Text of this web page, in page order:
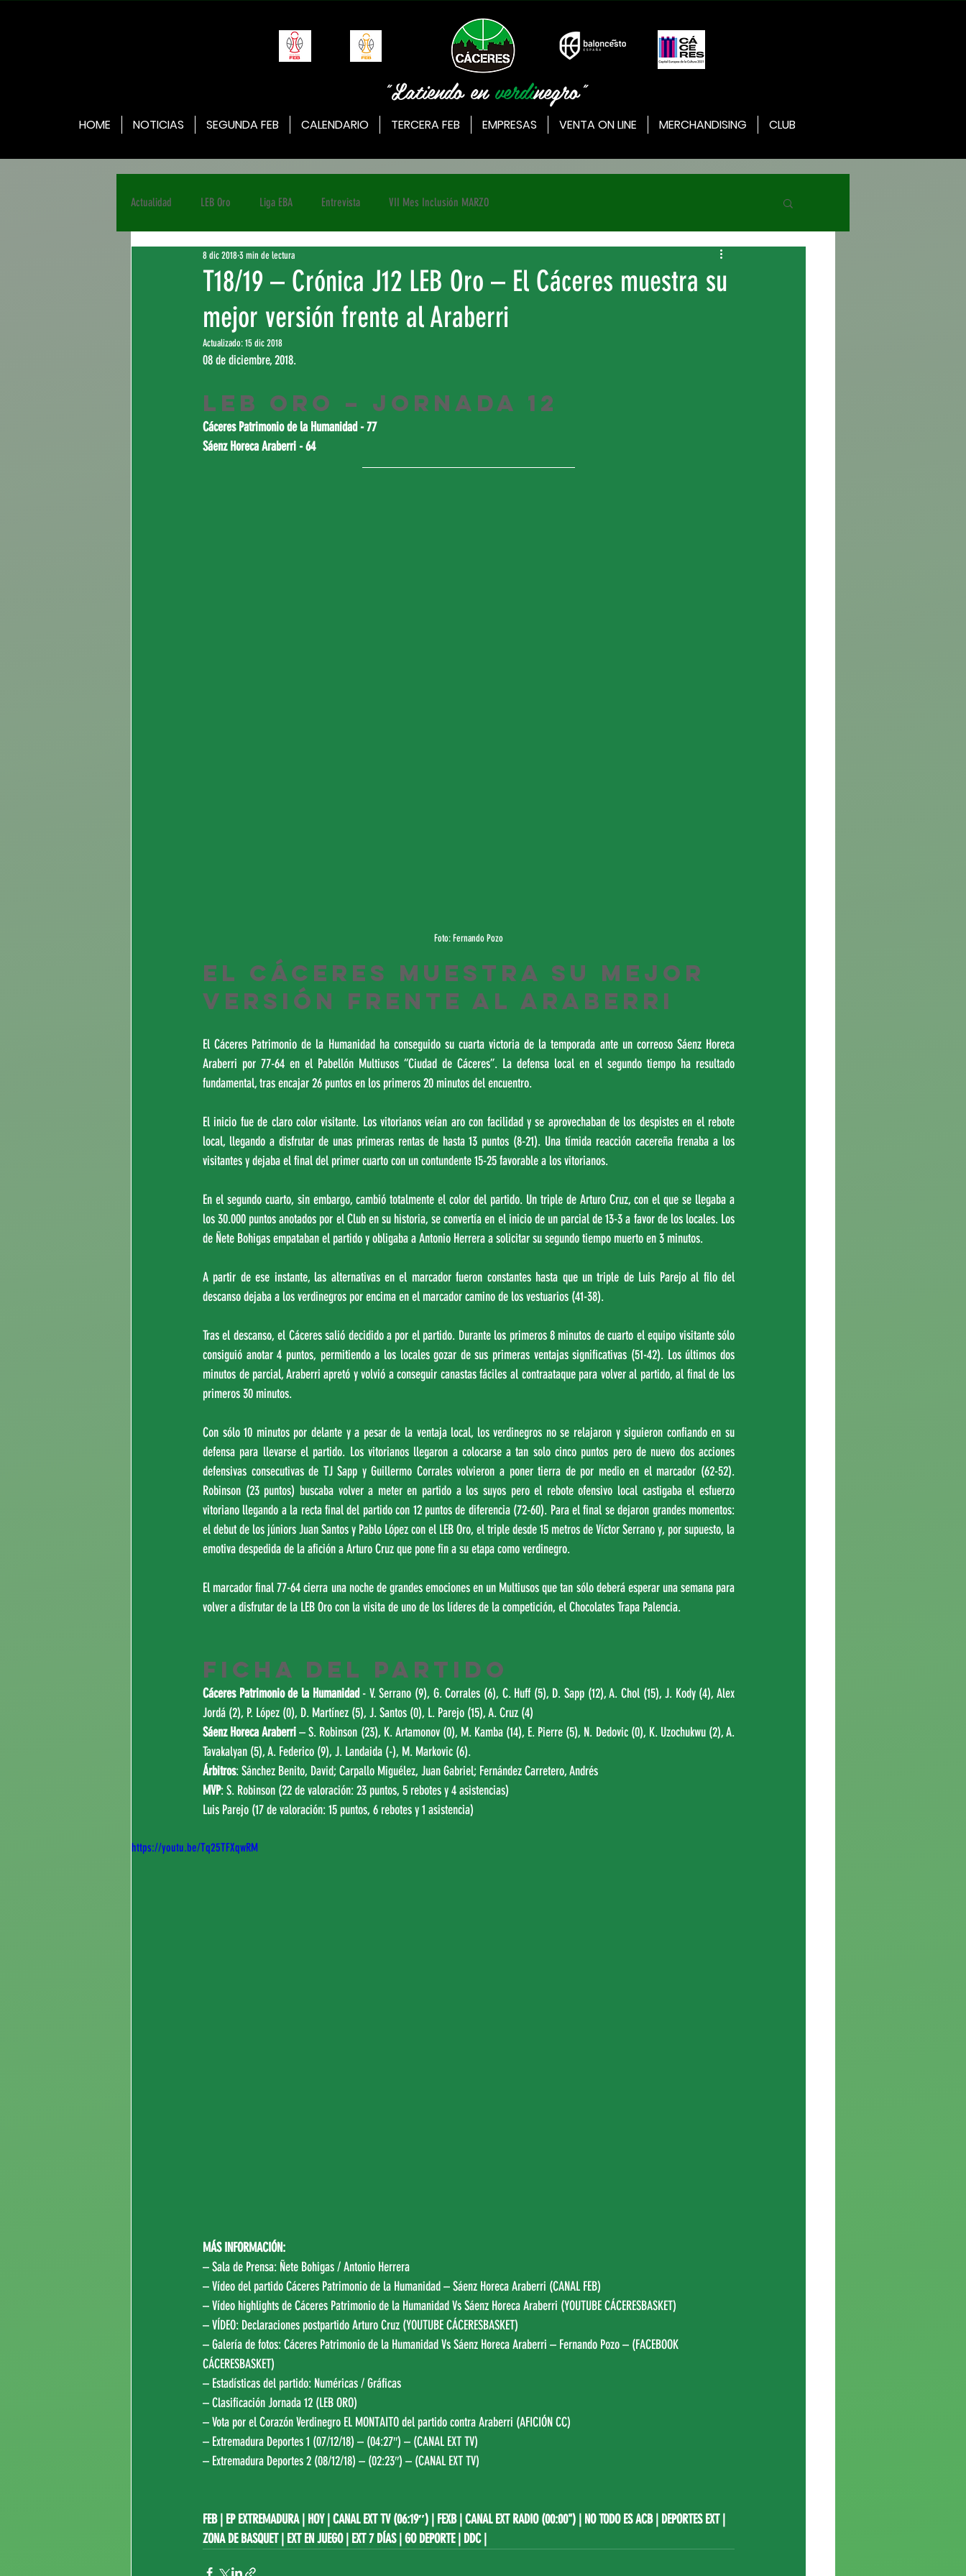
"Latiendo enverdinegro"
HOME NOTICIAS SEGUNDA FEB CALENDARIO TERCERA FEB EMPRESAS VENTA ON LINE MERCHANDISING CLUB
Actualidad LEB Oro Liga EBA Entrevista VII Mes Inclusión MARZO
T18/19 – Crónica J12 LEB Oro – El Cáceres muestra su
mejor versión frente al Araberri
8 dic 20183 min de lectura
Actualizado:15 dic 2018
08 de diciembre, 2018.
LEB Oro – Jornada 12
Cáceres Patrimonio de la Humanidad - 77
Sáenz Horeca Araberri - 64
Foto: Fernando Pozo
El Cáceres muestra su mejor
versión frente al Araberri
El Cáceres Patrimonio de la Humanidad ha conseguido su cuarta victoria de la temporada ante un correoso Sáenz Horeca
Araberri por 77-64 en el Pabellón Multiusos “Ciudad de Cáceres”. La defensa local en el segundo tiempo ha resultado
fundamental, tras encajar 26 puntos en los primeros 20 minutos del encuentro.
El inicio fue de claro color visitante. Los vitorianos veían aro con facilidad y se aprovechaban de los despistes en el rebote
local, llegando a disfrutar de unas primeras rentas de hasta 13 puntos (8-21). Una tímida reacción cacereña frenaba a los
visitantes y dejaba el final del primer cuarto con un contundente 15-25 favorable a los vitorianos.
En el segundo cuarto, sin embargo, cambió totalmente el color del partido. Un triple de Arturo Cruz, con el que se llegaba a
los 30.000 puntos anotados por el Club en su historia, se convertía en el inicio de un parcial de 13-3 a favor de los locales. Los
de Ñete Bohigas empataban el partido y obligaba a Antonio Herrera a solicitar su segundo tiempo muerto en 3 minutos.
A partir de ese instante, las alternativas en el marcador fueron constantes hasta que un triple de Luis Parejo al filo del
descanso dejaba a los verdinegros por encima en el marcador camino de los vestuarios (41-38).
Tras el descanso, el Cáceres salió decidido a por el partido. Durante los primeros 8 minutos de cuarto el equipo visitante sólo
consiguió anotar 4 puntos, permitiendo a los locales gozar de sus primeras ventajas significativas (51-42). Los últimos dos
minutos de parcial, Araberri apretó y volvió a conseguir canastas fáciles al contraataque para volver al partido, al final de los
primeros 30 minutos.
Con sólo 10 minutos por delante y a pesar de la ventaja local, los verdinegros no se relajaron y siguieron confiando en su
defensa para llevarse el partido. Los vitorianos llegaron a colocarse a tan solo cinco puntos pero de nuevo dos acciones
defensivas consecutivas de TJ Sapp y Guillermo Corrales volvieron a poner tierra de por medio en el marcador (62-52).
Robinson (23 puntos) buscaba volver a meter en partido a los suyos pero el rebote ofensivo local castigaba el esfuerzo
vitoriano llegando a la recta final del partido con 12 puntos de diferencia (72-60). Para el final se dejaron grandes momentos:
el debut de los júniors Juan Santos y Pablo López con el LEB Oro, el triple desde 15 metros de Víctor Serrano y, por supuesto, la
emotiva despedida de la afición a Arturo Cruz que pone fin a su etapa como verdinegro.
El marcador final 77-64 cierra una noche de grandes emociones en un Multiusos que tan sólo deberá esperar una semana para
volver a disfrutar de la LEB Oro con la visita de uno de los líderes de la competición, el Chocolates Trapa Palencia.
FICHA DEL PARTIDO
Cáceres Patrimonio de la Humanidad - V. Serrano (9), G. Corrales (6), C. Huff (5), D. Sapp (12), A. Chol (15), J. Kody (4), Alex
Jordá (2), P. López (0), D. Martínez (5), J. Santos (0), L. Parejo (15), A. Cruz (4)
Sáenz Horeca Araberri – S. Robinson (23), K. Artamonov (0), M. Kamba (14), E. Pierre (5), N. Dedovic (0), K. Uzochukwu (2), A.
Tavakalyan (5), A. Federico (9), J. Landaida (-), M. Markovic (6).
Árbitros: Sánchez Benito, David; Carpallo Miguélez, Juan Gabriel; Fernández Carretero, Andrés
MVP: S. Robinson (22 de valoración: 23 puntos, 5 rebotes y 4 asistencias)
Luis Parejo (17 de valoración: 15 puntos, 6 rebotes y 1 asistencia)
https://youtu.be/Tq25TFXqwRM
MÁS INFORMACIÓN:
– Sala de Prensa: Ñete Bohigas / Antonio Herrera
– Vídeo del partido Cáceres Patrimonio de la Humanidad – Sáenz Horeca Araberri (CANAL FEB)
– Vídeo highlights de Cáceres Patrimonio de la Humanidad Vs Sáenz Horeca Araberri (YOUTUBE CÁCERESBASKET)
– VÍDEO: Declaraciones postpartido Arturo Cruz (YOUTUBE CÁCERESBASKET)
– Galería de fotos: Cáceres Patrimonio de la Humanidad Vs Sáenz Horeca Araberri – Fernando Pozo – (FACEBOOK
CÁCERESBASKET)
– Estadísticas del partido: Numéricas / Gráficas
– Clasificación Jornada 12 (LEB ORO)
– Vota por el Corazón Verdinegro EL MONTAITO del partido contra Araberri (AFICIÓN CC)
– Extremadura Deportes 1 (07/12/18) – (04:27″) – (CANAL EXT TV)
– Extremadura Deportes 2 (08/12/18) – (02:23″) – (CANAL EXT TV)
FEB | EP EXTREMADURA | HOY | CANAL EXT TV (06:19″) | FEXB | CANAL EXT RADIO (00:00") | NO TODO ES ACB | DEPORTES EXT |
ZONA DE BASQUET | EXT EN JUEGO | EXT 7 DÍAS | GO DEPORTE | DDC |